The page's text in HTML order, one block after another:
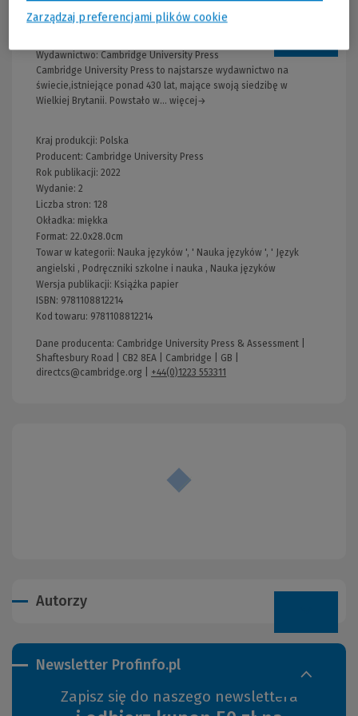
Informacje
Wydawnictwo: Cambridge University Press
Cambridge University Press to najstarsze wydawnictwo na
świecie,istniejące ponad 430 lat, mające swoją siedzibę w
Wielkiej Brytanii. Powstało w... więcej→
Kraj produkcji: Polska
Producent: Cambridge University Press
Rok publikacji: 2022
Wydanie: 2
Liczba stron: 128
Okładka: miękka
Format: 22.0x28.0cm
Towar w kategorii: Nauka języków ', ' Nauka języków ', ' Język
angielski , Podręczniki szkolne i nauka , Nauka języków
Wersja publikacji: Książka papier
ISBN: 9781108812214
Kod towaru: 9781108812214
Dane producenta: Cambridge University Press & Assessment |
Shaftesbury Road | CB2 8EA | Cambridge | GB |
directcs@cambridge.org
+44(0)1223 553311
Autorzy
Newsletter Profinfo.pl
Zapisz się do naszego newslettera
Zarządzaj preferencjami plików cookie